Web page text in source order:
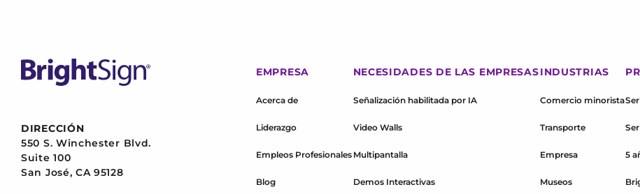
BrightSign
DIRECCIÓN
550 S. Winchester Blvd.
Suite 100
San José, CA 95128
EMPRESA
Acerca de
Liderazgo
Empleos Profesionales
Blog
NECESIDADES DE LAS EMPRESAS
Señalización habilitada por IA
Video Walls
Multipantalla
Demos Interactivas
INDUSTRIAS
Comercio minorista
Transporte
Empresa
Museos
5